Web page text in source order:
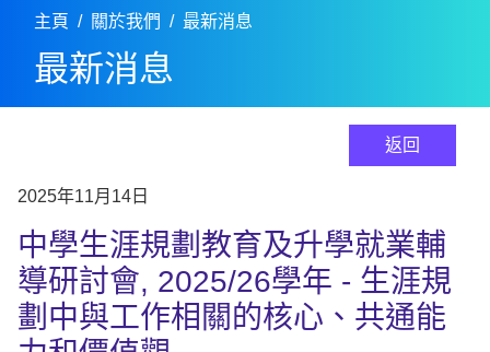
主頁 關於我們 最新消息
最新消息
返回
2025年11月14日
中學生涯規劃教育及升學就業輔
導研討會, 2025/26學年 - 生涯規
劃中與工作相關的核心、共通能